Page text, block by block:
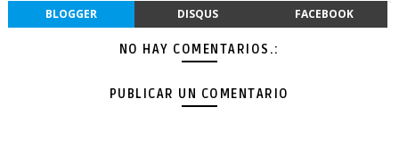
BLOGGER DISQUS FACEBOOK
NO HAY COMENTARIOS.:
PUBLICAR UN COMENTARIO